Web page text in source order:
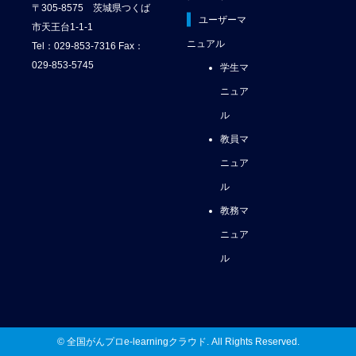
〒305-8575 茨城県つくば
市天王台1-1-1
Tel：029-853-7316 Fax：
029-853-5745
ユーザーマ
ニュアル
学生マ
ニュア
ル
教員マ
ニュア
ル
教務マ
ニュア
ル
© 全国がんプロe-learningクラウド. All Rights Reserved.